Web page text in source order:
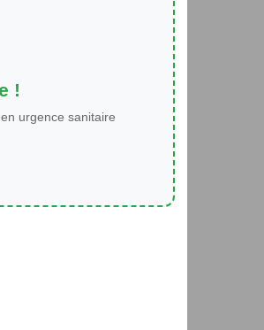
!
urgence sanitaire